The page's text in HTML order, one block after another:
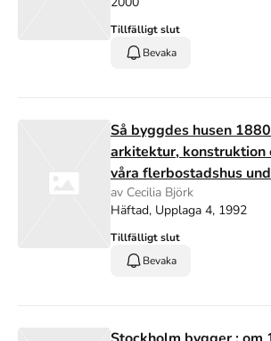
Tillfälligt slut
Bevaka
Så byggdes husen
arkitektur, konstruktion
våra flerbostadshus
av Cecilia Björk
Häftad, Upplaga 4, 1992
Tillfälligt slut
Bevaka